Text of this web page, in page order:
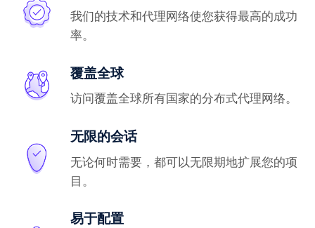
我们的技术和代理网络使您获得最高的成功
率。
覆盖全球
访问覆盖全球所有国家的分布式代理网络。
无限的会话
无论何时需要，都可以无限期地扩展您的项
目。
易于配置